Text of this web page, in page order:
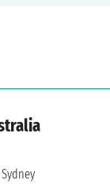
Sydney